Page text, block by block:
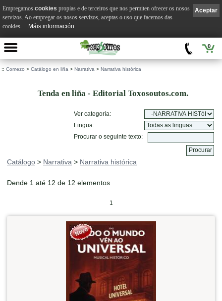
0
:: Comezo > Catálogo en liña > Narrativa > Narrativa histórica
Tenda en liña - Editorial Toxosoutos.com.
Ver categoría:
Lingua:
Procurar o seguinte texto:
Catálogo > Narrativa > Narrativa histórica
Dende 1 até 12 de 12 elementos
1
Aceptar
Empregamos cookies propias e de terceiros que nos permiten ofrecer os nosos
servizos. Ao empregar os nosos servizos, aceptas o uso que facemos das
cookies.
Máis información